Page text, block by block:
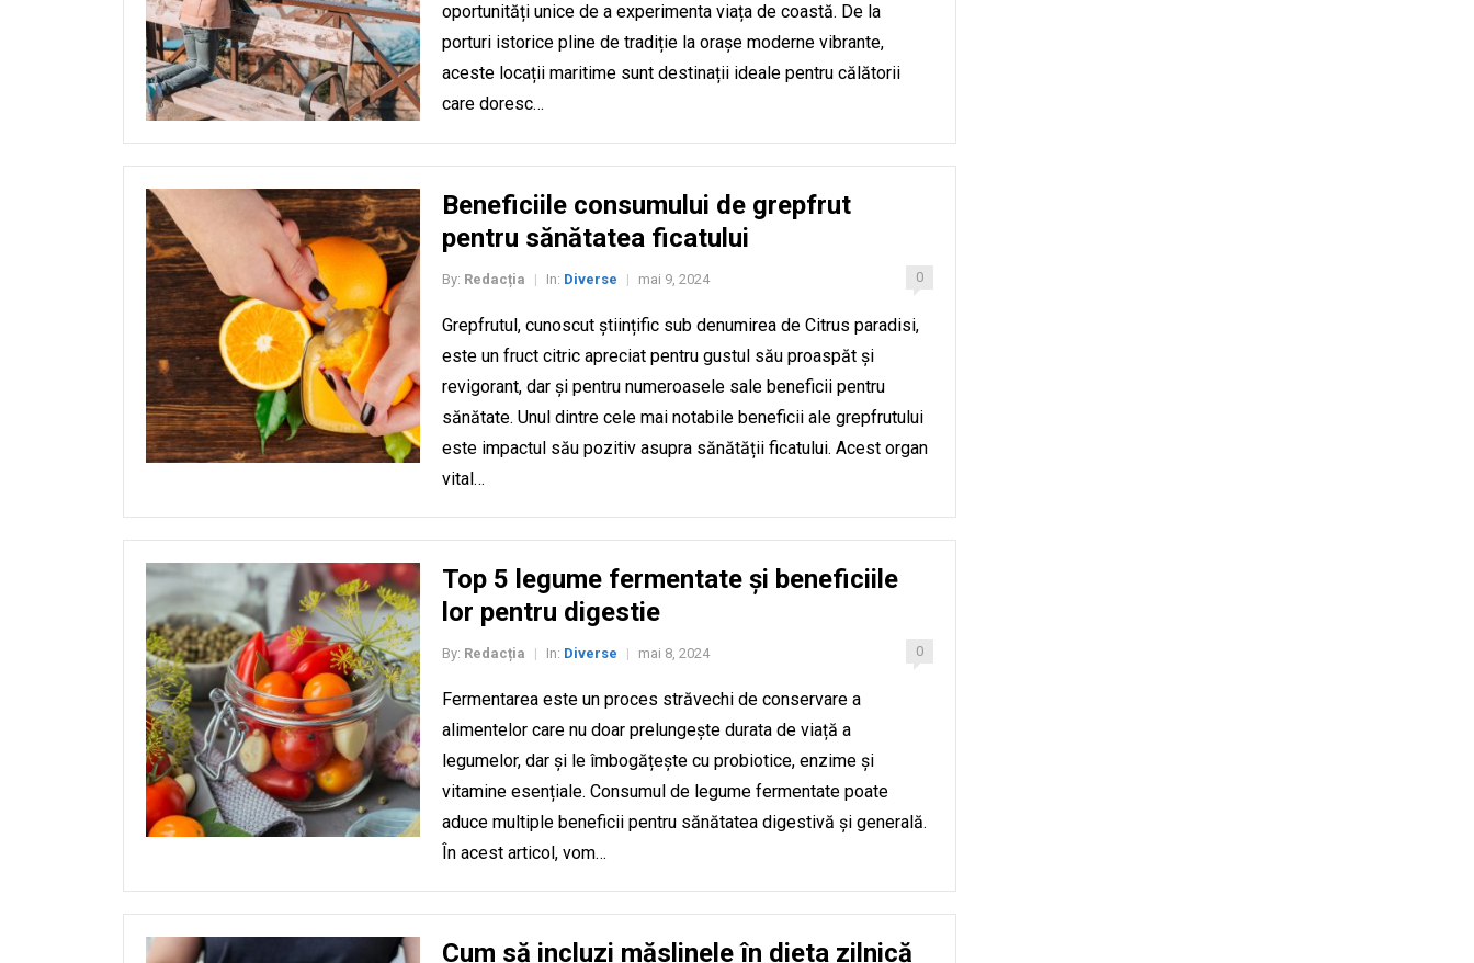
oportunități unice de a experimenta viața de coastă. De la
porturi istorice pline de tradiție la orașe moderne vibrante,
aceste locații maritime sunt destinații ideale pentru călătorii
care doresc…
Beneficiile consumului de grepfrut
pentru sănătatea ficatului
By: Redacția In: Diverse mai 9, 2024 0
Grepfrutul, cunoscut științific sub denumirea de Citrus paradisi,
este un fruct citric apreciat pentru gustul său proaspăt și
revigorant, dar și pentru numeroasele sale beneficii pentru
sănătate. Unul dintre cele mai notabile beneficii ale grepfrutului
este impactul său pozitiv asupra sănătății ficatului. Acest organ
vital…
Top 5 legume fermentate și beneficiile
lor pentru digestie
By: Redacția In: Diverse mai 8, 2024 0
Fermentarea este un proces străvechi de conservare a
alimentelor care nu doar prelungește durata de viață a
legumelor, dar și le îmbogățește cu probiotice, enzime și
vitamine esențiale. Consumul de legume fermentate poate
aduce multiple beneficii pentru sănătatea digestivă și generală.
În acest articol, vom…
Cum să incluzi măslinele în dieta zilnică